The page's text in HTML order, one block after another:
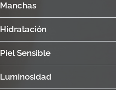
Manchas
Hidratación
Piel Sensible
Luminosidad